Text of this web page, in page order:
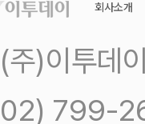
회사소개
(주)이투데
02) 799-